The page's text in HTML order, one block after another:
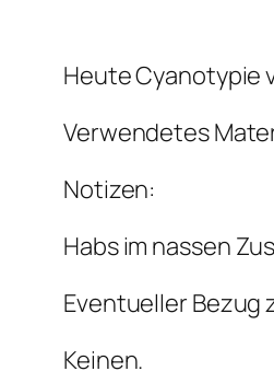
Heute Cyanotypie
Verwendetes
Notizen:
Habs im nassen
Eventueller Bezug
Keinen.